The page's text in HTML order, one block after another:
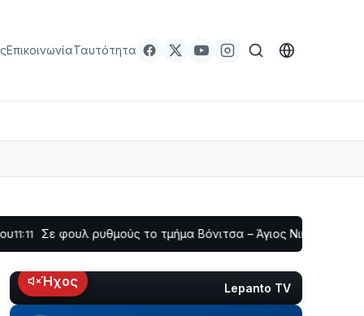
ΕπικοινωνίαΤαυτότητα
ρυθμούς το τμήμα Βόνιτσα – Άγιος Νικόλαος | Αυτοψία
LIVE Lepanto TV
Ήχος